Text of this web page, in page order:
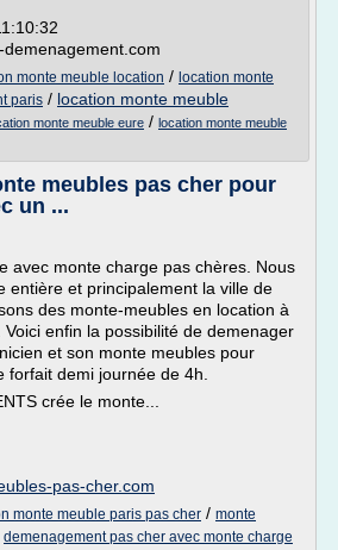
demenagement.com
monte meuble location / location monte
paris / location monte meuble
monte meuble eure / location monte meuble
meubles pas cher pour
un ...
avec monte charge pas chères. Nous
entière et principalement la ville de
des monte-meubles en location à
enfin la possibilité de demenager
et son monte meubles pour
forfait demi journée de 4h.
crée le monte...
pas-cher.com
monte meuble paris pas cher / monte
demenagement pas cher avec monte charge